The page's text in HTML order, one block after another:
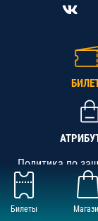
Билеты
Политика по
АНО «СК